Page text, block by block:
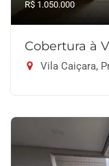
R$ 1.050.000
Cobertura à
Vila Caiçara,